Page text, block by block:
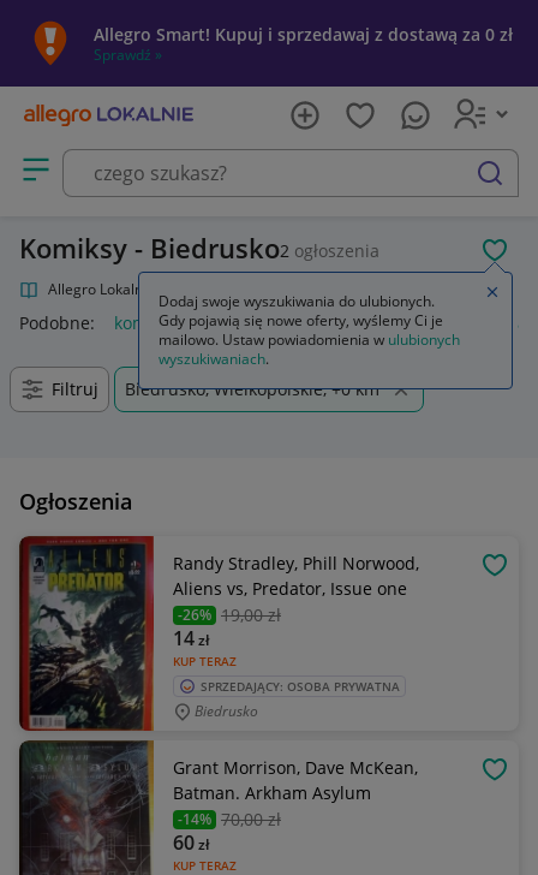
Allegro Smart! Kupuj i sprzedawaj z dostawą za 0 zł
Sprawdź »
Otwórz menu z kategoriami
szukaj
Komiksy - Biedrusko2 ogłoszenia
Allegro Lokalnie
Podobne: komiksy komiksy marvel komiksy tytus romek i
Filtruj Biedrusko, Wielkopolskie, +0 km
Ogłoszenia
Randy Stradley, Phill Norwood,
Aliens vs, Predator, Issue one
-26% 19,00 zł
KUP TERAZ
14zł
SPRZEDAJĄCY: OSOBA PRYWATNA
Biedrusko
Grant Morrison, Dave McKean,
Batman. Arkham Asylum
-14% 70,00 zł
KUP TERAZ
60zł
Dodaj swoje wyszukiwania do ulubionych.
Gdy pojawią się nowe oferty, wyślemy Ci je
mailowo. Ustaw powiadomienia w ulubionych
wyszukiwaniach.